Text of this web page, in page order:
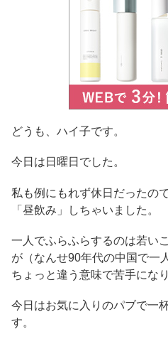
どうも、ハイ子です。
今日は日曜日でした。
私も例にもれず休日だったの
「昼飲み」しちゃいました。
一人でふらふらするのは若い
が（なんせ90年代の中国で一
ちょっと違う意味で苦手にな
今日はお気に入りのパブで一
す。